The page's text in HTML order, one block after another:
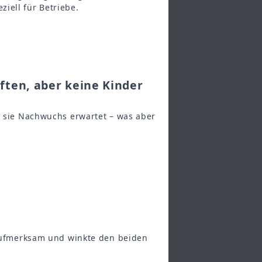
für Betriebe.
aber keine Kinder
Nachwuchs erwartet – was aber
und winkte den beiden